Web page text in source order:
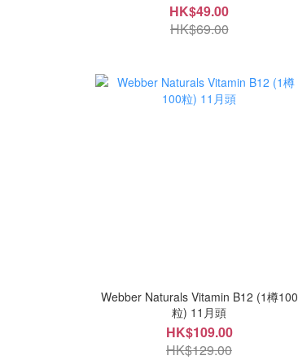
HK$49.00
HK$69.00
Webber Naturals Vitamin B12 (1樽100
粒) 11月頭
HK$109.00
HK$129.00